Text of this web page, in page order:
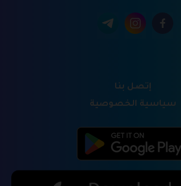
إتصل بنا
سياسية الخصوصية